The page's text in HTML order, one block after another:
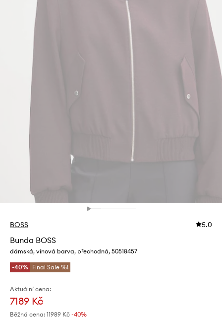
BOSS 5.0
Bunda BOSS
dámská, vínová barva, přechodná, 50518457
-40% Final Sale %!
Aktuální cena:
7189 Kč
Běžná cena: 11989 Kč -40%